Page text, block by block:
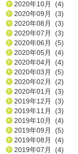
2020年10月 (4)
2020年09月 (3)
2020年08月 (3)
2020年07月 (3)
2020年06月 (5)
2020年05月 (4)
2020年04月 (4)
2020年03月 (5)
2020年02月 (2)
2020年01月 (3)
2019年12月 (3)
2019年11月 (3)
2019年10月 (4)
2019年09月 (5)
2019年08月 (4)
2019年07月 (4)